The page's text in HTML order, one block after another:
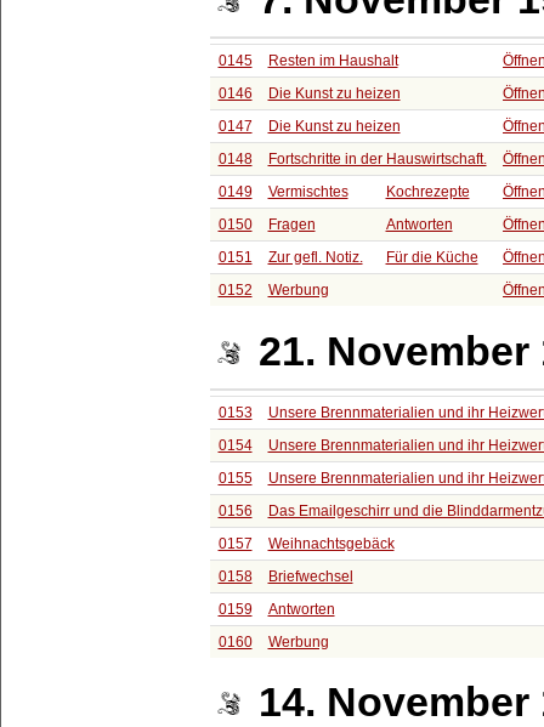
0145 Resten im Haushalt
0146
Die Kunst zu heizen
0147
Die Kunst zu heizen
0148
Fortschritte in der Hauswirtschaft.
0149
Vermischtes Kochrezepte
0150
Fragen Antworten
0151
Zur gefl. Notiz. Für die Küche
0152
Werbung
21. November
0153
Unsere Brennmaterialien und ihr
0154
Unsere Brennmaterialien und ihr
0155
Unsere Brennmaterialien und ihr
0156
Das Emailgeschirr und die
0157
Weihnachtsgebäck
0158
Briefwechsel
0159
Antworten
0160
Werbung
14. November